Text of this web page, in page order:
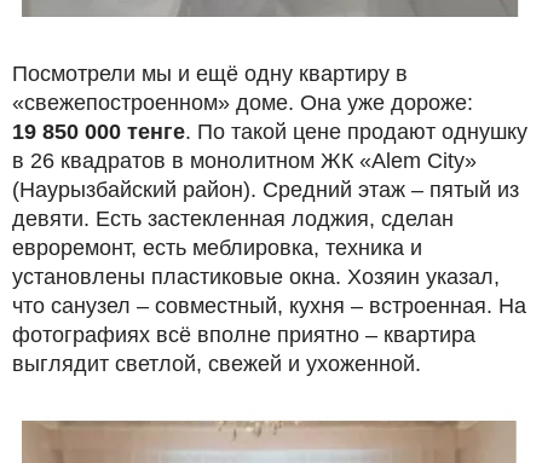
Посмотрели мы и ещё одну квартиру в
«свежепостроенном» доме. Она уже дороже:
19 850 000 тенге. По такой цене продают однушку
в 26 квадратов в монолитном ЖК «Alem City»
(Наурызбайский район). Средний этаж – пятый из
девяти. Есть застекленная лоджия, сделан
евроремонт, есть меблировка, техника и
установлены пластиковые окна. Хозяин указал,
что санузел – совместный, кухня – встроенная. На
фотографиях всё вполне приятно – квартира
выглядит светлой, свежей и ухоженной.